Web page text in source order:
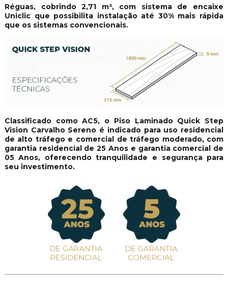
Réguas, cobrindo 2,71 m², com sistema de encaixe
Uniclic que possibilita instalação até 30% mais rápida
que os sistemas convencionais.
Classificado como AC5, o Piso Laminado Quick Step
Vision Carvalho Sereno é indicado para uso residencial
de alto tráfego e comercial de tráfego moderado, com
garantia residencial de 25 Anos e garantia comercial de
05 Anos, oferecendo tranquilidade e segurança para
seu investimento.